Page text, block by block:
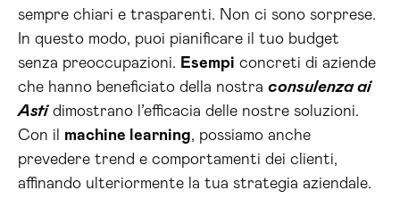
sempre chiari e trasparenti. Non ci sono sorprese.
In questo modo, puoi pianificare il tuo budget
senza preoccupazioni. Esempi concreti di aziende
che hanno beneficiato della nostra consulenza ai
Astidimostrano l’efficacia delle nostre soluzioni.
Con il machine learning, possiamo anche
prevedere trend e comportamenti dei clienti,
affinando ulteriormente la tua strategia aziendale.